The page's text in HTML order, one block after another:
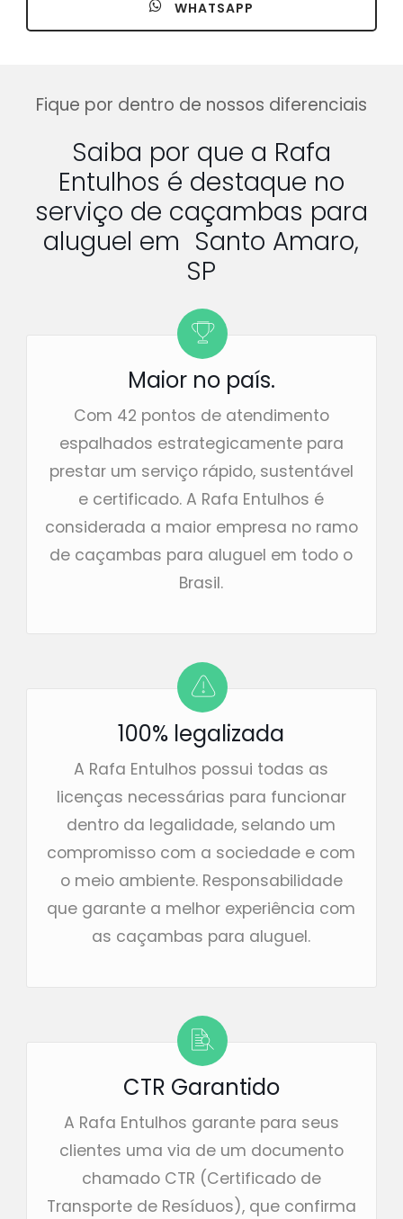
WHATSAPP
Fique por dentro de nossos diferenciais
Saiba por que a Rafa
Entulhos é destaque no
serviço de caçambas para
aluguel em Santo Amaro,
SP
Maior no país.
Com 42 pontos de atendimento
espalhados estrategicamente para
prestar um serviço rápido, sustentável
e certificado. A Rafa Entulhos é
considerada a maior empresa no ramo
de caçambas para aluguel em todo o
Brasil.
100% legalizada
A Rafa Entulhos possui todas as
licenças necessárias para funcionar
dentro da legalidade, selando um
compromisso com a sociedade e com
o meio ambiente. Responsabilidade
que garante a melhor experiência com
as caçambas para aluguel.
CTR Garantido
A Rafa Entulhos garante para seus
clientes uma via de um documento
chamado CTR (Certificado de
Transporte de Resíduos), que confirma